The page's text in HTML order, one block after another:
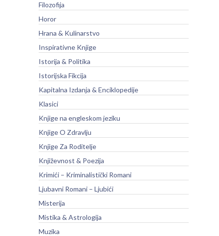
Filozofija
Horor
Hrana & Kulinarstvo
Inspirativne Knjige
Istorija & Politika
Istorijska Fikcija
Kapitalna Izdanja & Enciklopedije
Klasici
Knjige na engleskom jeziku
Knjige O Zdravlju
Knjige Za Roditelje
Književnost & Poezija
Krimići – Kriminalistički Romani
Ljubavni Romani – Ljubići
Misterija
Mistika & Astrologija
Muzika